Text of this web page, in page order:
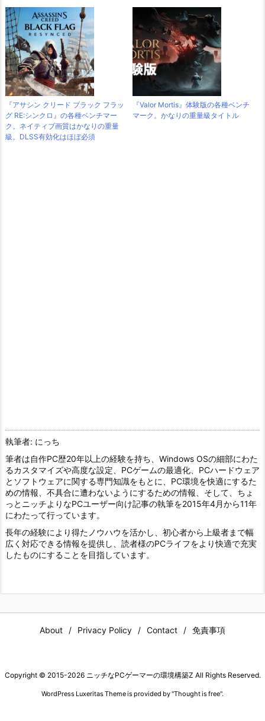
『アサシン クリード ブラック フラッ
グ RE:シンクロ』の各種ベンチマー
ク。ネイティブ画質はかなりの重量
級。DLSS有効化はほぼ必須
『Valor Mortis』体験版の各種ベンチ
マーク。かなりの重量級タイトル
執筆者: にっち
筆者は自作PC歴20年以上の経験を持ち、Windows OSの細部にわた
るカスタマイズや高度な設定、PCゲームの最適化、PCハードウェア
とソフトウェアに関する専門知識をもとに、PC環境を快適にするた
めの情報、不具合に遭わないようにするための情報、そして、ちょ
っとニッチよりなPCユーザー向け記事の執筆を2015年4月から11年
にわたって行っています。
長年の経験により得たノウハウを活かし、初心者から上級者まで幅
広く対応できる情報を提供し、読者様のPCライフをより快適で充実
したものにすることを目指しています。
About Privacy Policy Contact 免責事項
Copyright © 2015-2026 ニッチなPCゲーマーの環境構築Z All Rights Reserved.
WordPress Luxeritas Theme is provided by "Thought is free".